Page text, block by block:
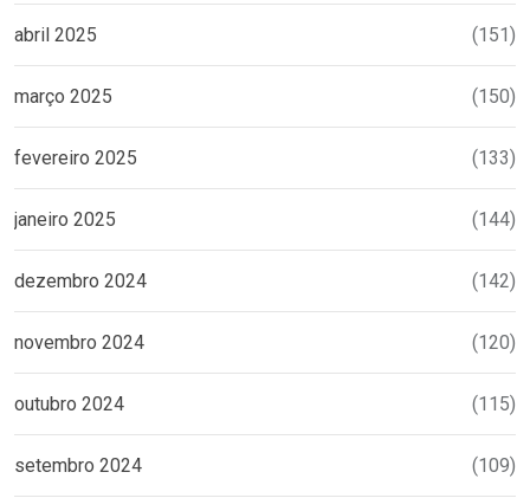
abril 2025 (151)
março 2025 (150)
fevereiro 2025 (133)
janeiro 2025 (144)
dezembro 2024 (142)
novembro 2024 (120)
outubro 2024 (115)
setembro 2024 (109)